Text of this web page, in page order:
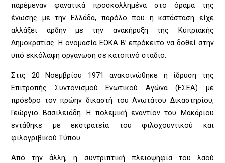
παρέμεναν φανατικά προσκολλημένα στο όραμα της
ένωσης με την Ελλάδα, παρόλο που η κατάσταση είχε
αλλάξει άρδην με την ανακήρυξη της Κυπριακής
Δημοκρατίας. Η ονομασία ΕΟΚΑ Β’ επρόκειτο να δοθεί στην
υπό εκκόλαψη οργάνωση σε κατοπινό στάδιο.
Στις 20 Νοεμβρίου 1971 ανακοινώθηκε η ίδρυση της
Επιτροπής Συντονισμού Ενωτικού Αγώνα (ΕΣΕΑ) με
πρόεδρο τον πρώην δικαστή του Ανωτάτου Δικαστηρίου,
Γεώργιο Βασιλειάδη. Η πολεμική εναντίον του Μακάριου
εντάθηκε με εκστρατεία του φιλοχουντικού και
φιλογριβικού Τύπου.
Από την άλλη, η συντριπτική πλειοψηφία του λαού